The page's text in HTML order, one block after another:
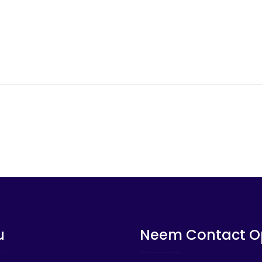
Neem Contact